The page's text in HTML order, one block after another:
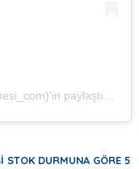
AyakkabiMalzemesi (@ayakkabimalzemesi_com)'in paylaştığı bir gönderi
STOK DURMUNA GÖRE 5